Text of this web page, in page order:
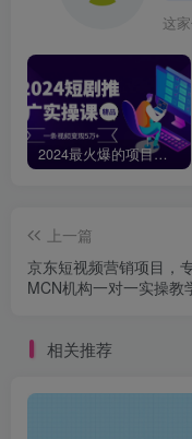
这
2024最火爆的项目短剧推广实操课，一条视频变现5万+【附软件工具】
上一篇
京东短视频营销项目，
MCN机构一对一实操教
相关推荐